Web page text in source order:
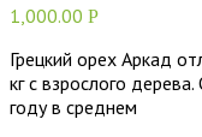
1,000.00 Р
Грецкий орех Аркад
кг с взрослого
году в среднем